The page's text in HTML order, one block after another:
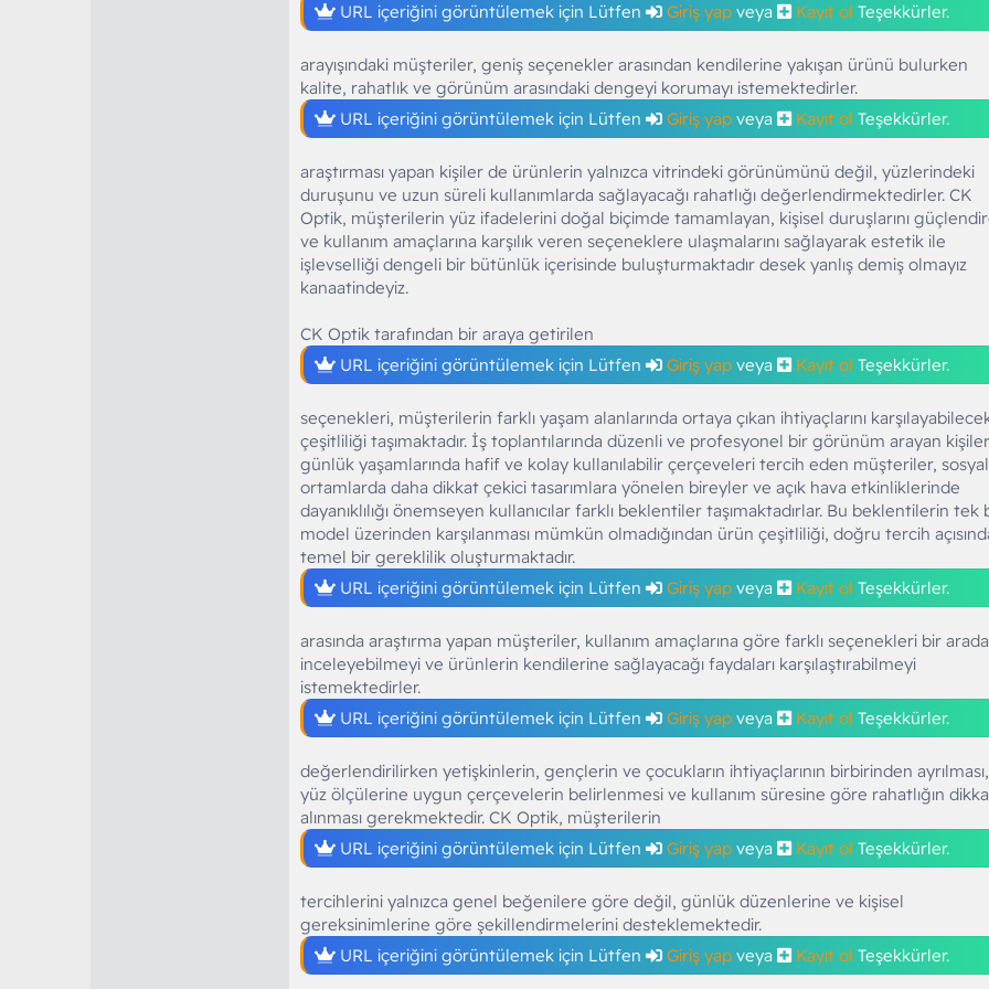
URL içeriğini görüntülemek için Lütfen
Giriş yap veya Kayıt ol Teşekkürler.
arayışındaki müşteriler, geniş seçenekler arasından kendilerine yakışan ürünü bulurken
kalite, rahatlık ve görünüm arasındaki dengeyi korumayı istemektedirler.
URL içeriğini görüntülemek için Lütfen
Giriş yap veya Kayıt ol Teşekkürler.
araştırması yapan kişiler de ürünlerin yalnızca vitrindeki görünümünü değil, yüzlerindeki
duruşunu ve uzun süreli kullanımlarda sağlayacağı rahatlığı değerlendirmektedirler. CK
Optik, müşterilerin yüz ifadelerini doğal biçimde tamamlayan, kişisel duruşlarını
ve kullanım amaçlarına karşılık veren seçeneklere ulaşmalarını sağlayarak estetik ile
işlevselliği dengeli bir bütünlük içerisinde buluşturmaktadır desek yanlış demiş olmayız
kanaatindeyiz.
CK Optik tarafından bir araya getirilen
URL içeriğini görüntülemek için Lütfen
Giriş yap veya Kayıt ol Teşekkürler.
seçenekleri, müşterilerin farklı yaşam alanlarında ortaya çıkan ihtiyaçlarını
çeşitliliği taşımaktadır. İş toplantılarında düzenli ve profesyonel bir görünüm arayan
günlük yaşamlarında hafif ve kolay kullanılabilir çerçeveleri tercih eden müşteriler, sosyal
ortamlarda daha dikkat çekici tasarımlara yönelen bireyler ve açık hava etkinliklerinde
dayanıklılığı önemseyen kullanıcılar farklı beklentiler taşımaktadırlar. Bu beklentilerin tek
model üzerinden karşılanması mümkün olmadığından ürün çeşitliliği, doğru tercih
temel bir gereklilik oluşturmaktadır.
URL içeriğini görüntülemek için Lütfen
Giriş yap veya Kayıt ol Teşekkürler.
arasında araştırma yapan müşteriler, kullanım amaçlarına göre farklı seçenekleri bir arada
inceleyebilmeyi ve ürünlerin kendilerine sağlayacağı faydaları karşılaştırabilmeyi
istemektedirler.
URL içeriğini görüntülemek için Lütfen
Giriş yap veya Kayıt ol Teşekkürler.
değerlendirilirken yetişkinlerin, gençlerin ve çocukların ihtiyaçlarının birbirinden ayrılması,
yüz ölçülerine uygun çerçevelerin belirlenmesi ve kullanım süresine göre rahatlığın
alınması gerekmektedir. CK Optik, müşterilerin
URL içeriğini görüntülemek için Lütfen
Giriş yap veya Kayıt ol Teşekkürler.
tercihlerini yalnızca genel beğenilere göre değil, günlük düzenlerine ve kişisel
gereksinimlerine göre şekillendirmelerini desteklemektedir.
URL içeriğini görüntülemek için Lütfen
Giriş yap veya Kayıt ol Teşekkürler.